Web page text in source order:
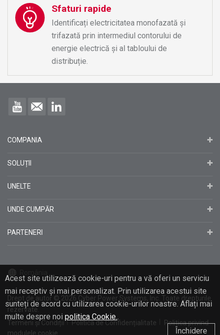
Sfaturi rapide
Identificați electricitatea monofazată și
trifazată prin intermediul contorului de
energie electrică și al tabloului de
distribuție.
Acest site utilizează cookie-uri pentru a vă oferi un serviciu
mai receptiv și mai personalizat. Prin utilizarea acestui site
sunteți de acord cu utilizarea cookie-urilor noastre. Aflați mai
multe despre noi politica Cookie..
Închidere
COMPANIA
SOLUȚII
UNELTE
UNDE CUMPĂR
PARTENERI
Drept de autor © 2026 Cyber Power Systems, Inc. Toate drepturile
rezervate.
Termeni și Condiții
Politica de Confidențialitate
Politica privind
modulele cookie